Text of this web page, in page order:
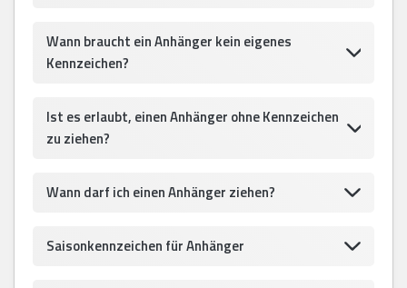
Wann braucht ein Anhänger kein eigenes
Kennzeichen?
Ist es erlaubt, einen Anhänger ohne Kennzeichen
zu ziehen?
Wann darf ich einen Anhänger ziehen?
Saisonkennzeichen für Anhänger